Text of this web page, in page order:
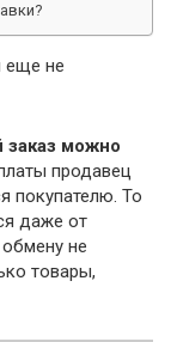
еще не
заказ можно
продавец
покупателю. То
даже от
не
товары,